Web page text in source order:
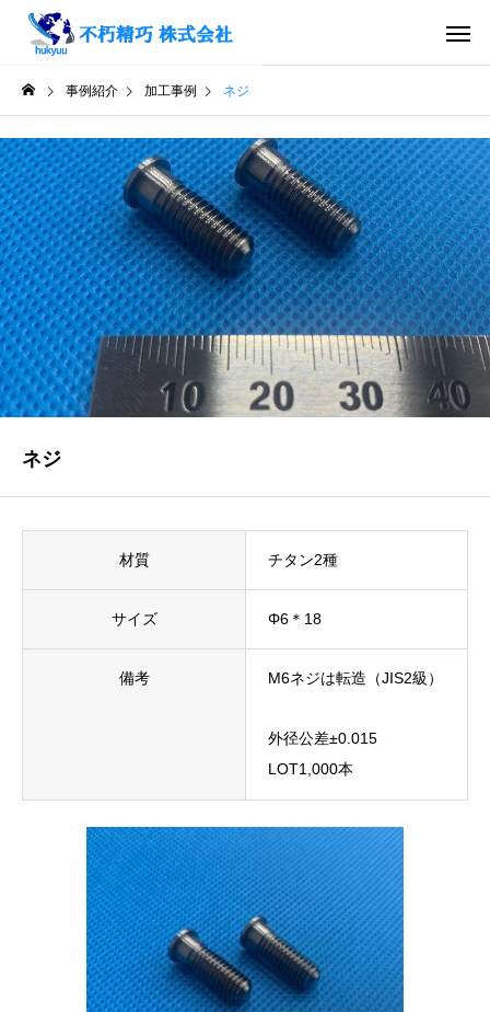
事例紹介 加工事例 ネジ
ネジ
材質 チタン2種
サイズ Φ6＊18
備考 M6ネジは転造（JIS2級）
外径公差±0.015
LOT1,000本